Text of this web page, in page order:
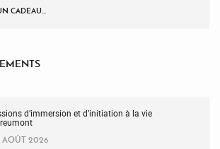
CADEAU…
d’immersion et d’initiation à la vie
AOÛT 2026